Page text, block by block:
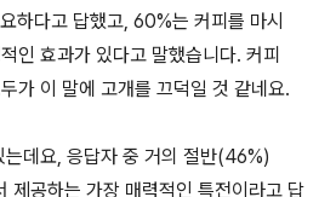
하다고 답했고, 60%는 커피를 마시
인 효과가 있다고 말했습니다. 커피
가 이 말에 고개를 끄덕일 것 같네요.
는데요, 응답자 중 거의 절반(46%)
제공하는 가장 매력적인 특전이라고 답